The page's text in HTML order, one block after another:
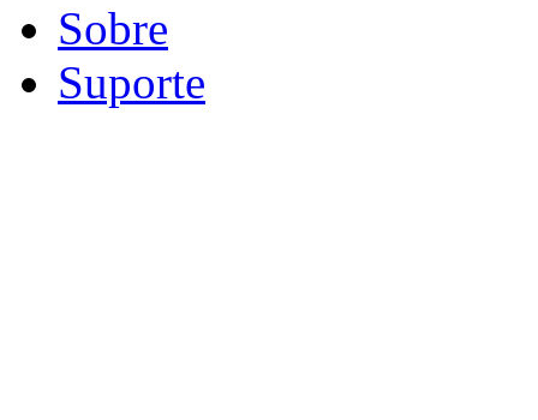
Sobre
Suporte